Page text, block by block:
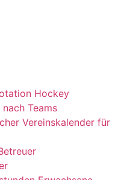
Hockey
Teams
Vereinskalender für